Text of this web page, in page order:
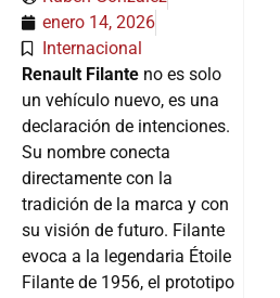
enero 14, 2026
Internacional
Renault Filante no es solo
un vehículo nuevo, es una
declaración de intenciones.
Su nombre conecta
directamente con la
tradición de la marca y con
su visión de futuro. Filante
evoca a la legendaria Étoile
Filante de 1956, el prototipo